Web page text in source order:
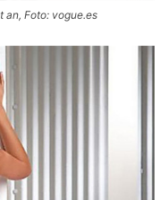
an, Foto: vogue.es